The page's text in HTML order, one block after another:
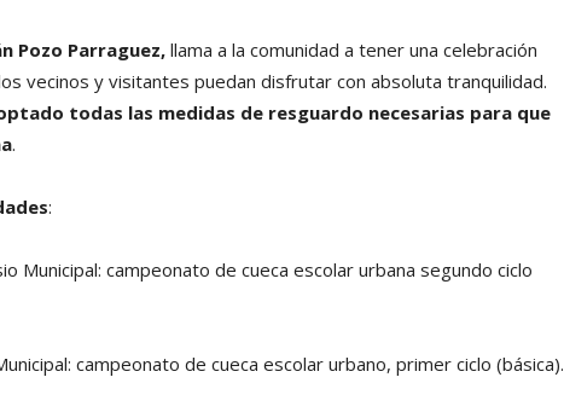
Pozo Parraguez, llama a la comunidad a tener una celebración
vecinos y visitantes puedan disfrutar con absoluta tranquilidad.
todas las medidas de resguardo necesarias para que
.
:
Municipal: campeonato de cueca escolar urbana segundo ciclo
campeonato de cueca escolar urbano, primer ciclo (básica).